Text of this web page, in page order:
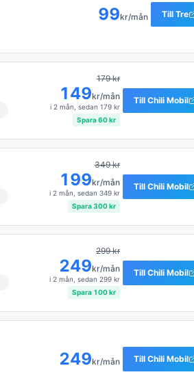
99kr/mån Till Tre
179kr
149kr/mån
i 2 mån , sedan 179 kr
Spara60kr
Till Chili Mobil
349kr
199kr/mån
i 2 mån , sedan 349 kr
Spara300kr
Till Chili Mobil
299kr
249kr/mån
i 2 mån , sedan 299 kr
Spara 100kr
Till Chili Mobil
249kr/mån Till Chili Mobil